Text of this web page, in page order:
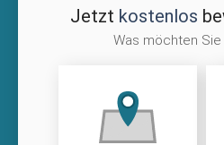
Jetzt kostenlos
Was möchten